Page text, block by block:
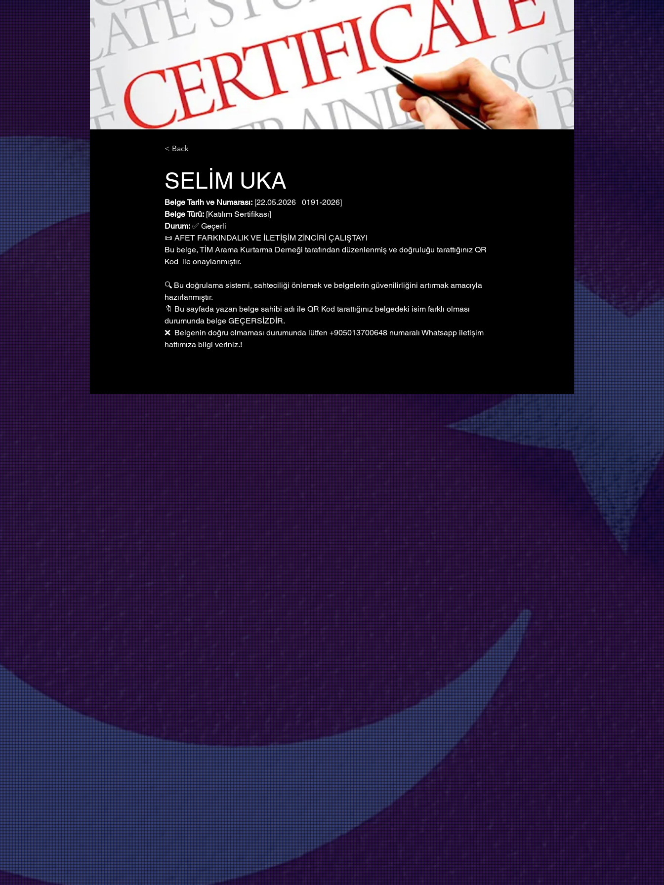
< Back
SELİM UKA
Belge Tarih ve Numarası: [22.05.2026   0191-2026]
Belge Türü: [Katılım Sertifikası]
Durum: ✅ Geçerli
📜 AFET FARKINDALIK VE İLETİŞİM ZİNCİRİ ÇALIŞTAYI
Bu belge, TİM Arama Kurtarma Derneği tarafından düzenlenmiş ve doğruluğu tarattığınız QR
Kod  ile onaylanmıştır.
🔍 Bu doğrulama sistemi, sahteciliği önlemek ve belgelerin güvenilirliğini artırmak amacıyla
hazırlanmıştır.
🔖 Bu sayfada yazan belge sahibi adı ile QR Kod tarattığınız belgedeki isim farklı olması
durumunda belge GEÇERSİZDİR.
❌  Belgenin doğru olmaması durumunda lütfen +905013700648 numaralı Whatsapp iletişim
hattımıza bilgi veriniz.!